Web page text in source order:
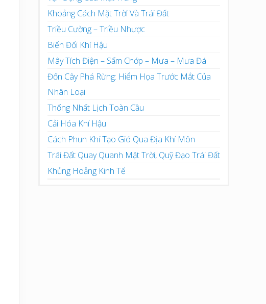
Khoảng Cách Mặt Trời Và Trái Đất
Triều Cường – Triều Nhược
Biến Đổi Khí Hậu
Mây Tích Điện – Sấm Chớp – Mưa – Mưa Đá
Đốn Cây Phá Rừng: Hiểm Họa Trước Mắt Của
Nhân Loại
Thống Nhất Lịch Toàn Cầu
Cải Hóa Khí Hậu
Cách Phun Khí Tạo Gió Qua Địa Khí Môn
Trái Đất Quay Quanh Mặt Trời, Quỹ Đạo Trái Đất
Khủng Hoảng Kinh Tế